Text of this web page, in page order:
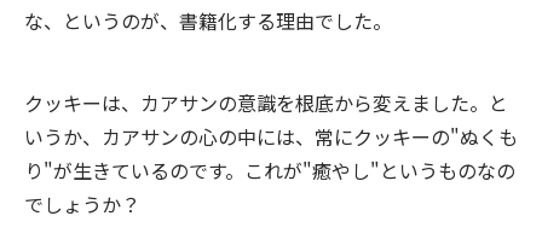
な、というのが、書籍化する理由でした。
クッキーは、カアサンの意識を根底から変えました。と
いうか、カアサンの心の中には、常にクッキーの"ぬくも
り"が生きているのです。これが"癒やし"というものなの
でしょうか？